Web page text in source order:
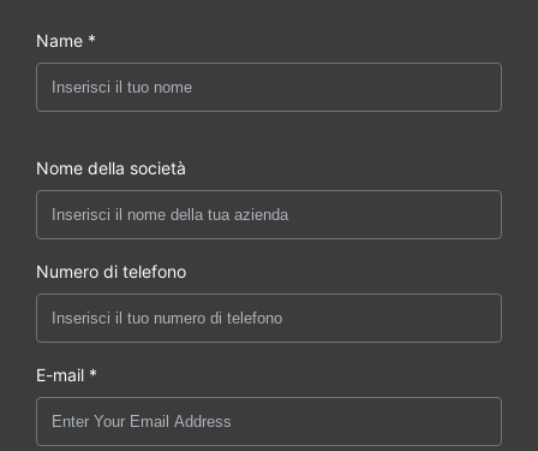
Name *
Nome della società
Numero di telefono
E-mail *